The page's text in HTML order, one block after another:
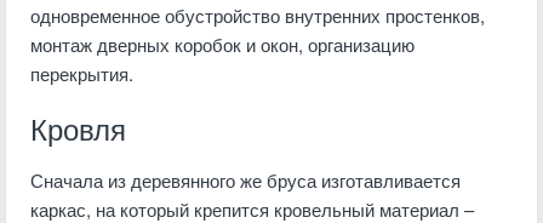
одновременное обустройство внутренних простенков,
монтаж дверных коробок и окон, организацию
перекрытия.
Кровля
Сначала из деревянного же бруса изготавливается
каркас, на который крепится кровельный материал –